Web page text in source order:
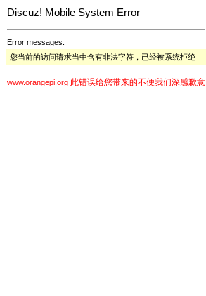
Discuz! Mobile System Error
Error messages:
您当前的访问请求当中含有非法字符，已经被系统拒绝
www.orangepi.org 此错误给您带来的不便我们深感歉意